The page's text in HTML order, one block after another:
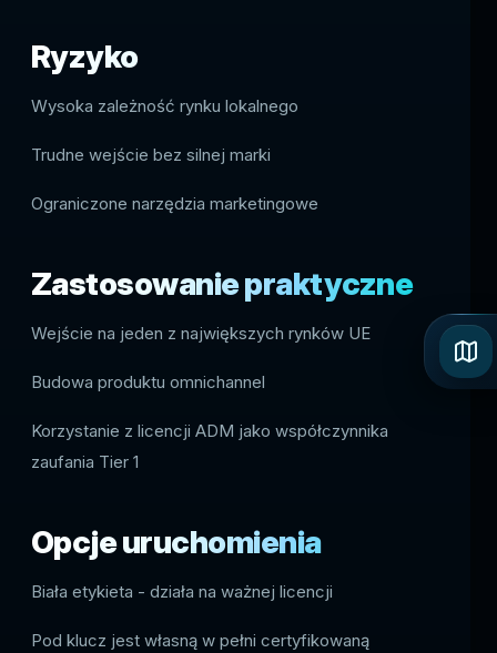
Ryzyko
Wysoka zależność rynku lokalnego
Trudne wejście bez silnej marki
Ograniczone narzędzia marketingowe
Zastosowanie praktyczne
Wejście na jeden z największych rynków UE
Budowa produktu omnichannel
Korzystanie z licencji ADM jako współczynnika
zaufania Tier 1
Opcje uruchomienia
Biała etykieta - działa na ważnej licencji
Pod klucz jest własną w pełni certyfikowaną